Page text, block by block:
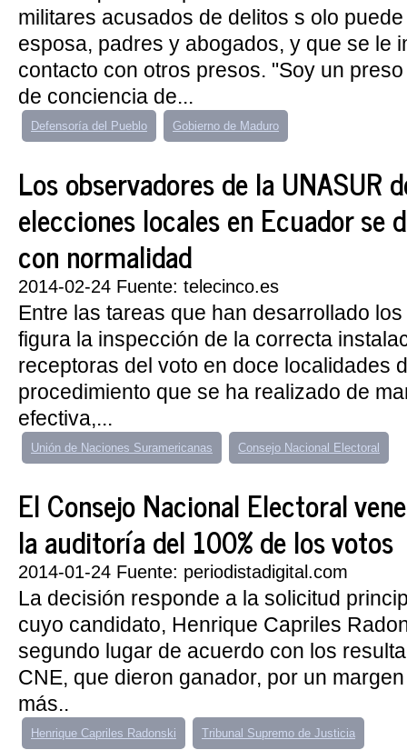
militares acusados de delitos s olo
esposa, padres y abogados, y que se le
contacto con otros presos. "Soy un
de conciencia de...
Defensoría del Pueblo Gobierno de Maduro
Los observadores de la UNASUR
elecciones locales en Ecuador se
con normalidad
2014-02-24 Fuente: telecinco.es
Entre las tareas que han desarrollado
figura la inspección de la correcta
receptoras del voto en doce localidades
procedimiento que se ha realizado de
efectiva,...
Unión de Naciones Suramericanas Consejo Nacional Electoral
El Consejo Nacional Electoral
la auditoría del 100% de los votos
2014-01-24 Fuente: periodistadigital.com
La decisión responde a la solicitud
cuyo candidato, Henrique Capriles
segundo lugar de acuerdo con los
CNE, que dieron ganador, por un
más..
Henrique Capriles Radonski Tribunal Supremo de Justicia